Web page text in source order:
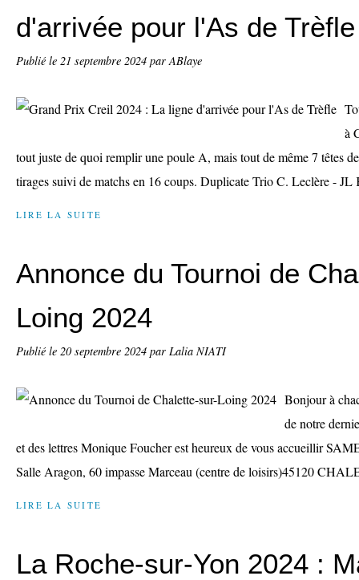
d'arrivée pour l'As de Trèfle
Publié le 21 septembre 2024 par ABlaye
à
tout juste de quoi remplir une poule A, mais tout de même 7 têtes
tirages suivi de matchs en 16 coups. Duplicate Trio C. Leclère -
LIRE LA SUITE
Annonce du Tournoi de
Loing 2024
Publié le 20 septembre 2024 par Lalia NIATI
Bonjour à
de notre
et des lettres Monique Foucher est heureux de vous accueillir
Salle Aragon, 60 impasse Marceau (centre de loisirs)45120
LIRE LA SUITE
La Roche-sur-Yon 2024 :